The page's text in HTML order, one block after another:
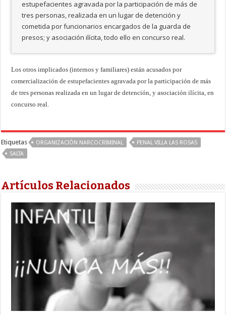
estupefacientes agravada por la participación de más de
tres personas, realizada en un lugar de detención y
cometida por funcionarios encargados de la guarda de
presos; y asociación ilícita, todo ello en concurso real.
Los otros implicados (internos y familiares) están acusados por
comercialización de estupefacientes agravada por la participación de más
de tres personas realizada en un lugar de detención, y asociación ilícita, en
concurso real.
Etiquetas ORGANIZACIÓN NARCOCRIMINAL
PENAL VILLA LAS ROSAS
SALTA
Artículos Relacionados